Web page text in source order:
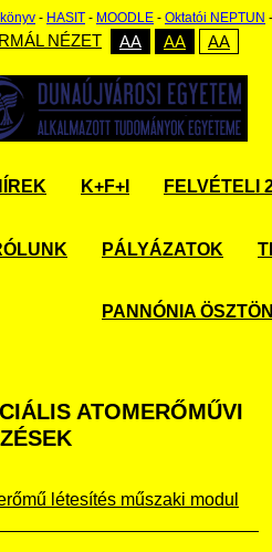
- HASIT - MOODLE - Oktatói NEPTUN -
NÉZET AA AA AA
K+F+I FELVÉTELI
PÁLYÁZATOK
PANNÓNIA
ATOMERŐMŰVI
létesítés műszaki modul